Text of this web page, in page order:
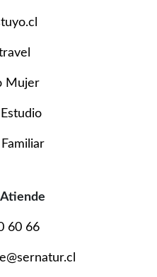
Mujer
Familiar
Atiende
60 66